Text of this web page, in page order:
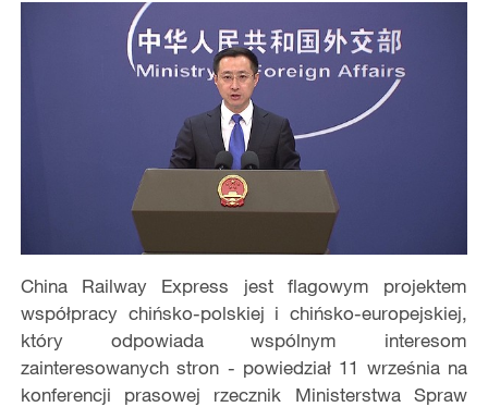
China Railway Express jest flagowym projektem
współpracy chińsko-polskiej i chińsko-europejskiej,
który odpowiada wspólnym interesom
zainteresowanych stron - powiedział 11 września na
konferencji prasowej rzecznik Ministerstwa Spraw